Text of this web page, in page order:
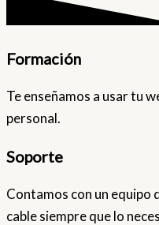
Formación
Te enseñamos a usar tu
personal.
Soporte
Contamos con un equipo
cable siempre que lo